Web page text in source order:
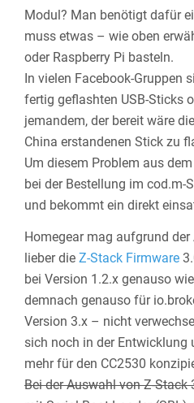
Modul? Man benötigt dafür
muss etwas – wie oben
oder Raspberry Pi basteln.
In vielen Facebook-Gruppen
fertig geflashten USB-Sticks
jemandem, der bereit wäre
China erstandenen Stick zu
Um diesem Problem aus
bei der Bestellung im cod.m-
und bekommt ein direkt
Homegear mag aufgrund
lieber die Z-Stack Firmware
bei Version 1.2.x genauso
demnach genauso für
Version 3.x – nicht
sich noch in der Entwicklung
mehr für den CC2530
Bei der Auswahl von Z-Stack